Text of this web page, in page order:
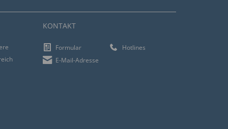
KONTAKT
Formular
Hotlines
E-Mail-Adresse